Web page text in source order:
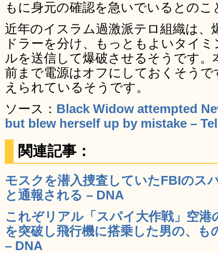
もに身元の確認を急いでいるとのこ
近年のイスラム過激派テロ組織は、
ドラーを分け、もっともよいタイ
ルを送信して爆破させるそうです
前まで電源はオフにしておくそう
えられているそうです。
ソース： Black Widow attempted
but blew herself up by mistake –
関連記事：
モスクを潜入捜査していたFBIのス
と通報される – DNA
これぞリアル「スパイ大作戦」空
を突破し飛行機に搭乗した男の、
– DNA